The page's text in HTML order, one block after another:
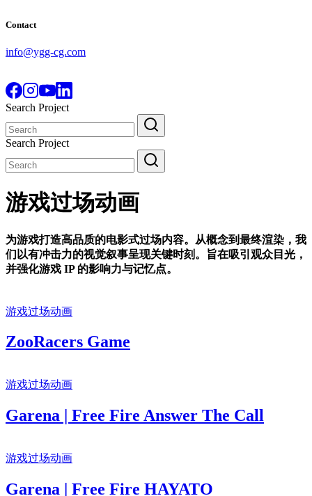
Contact
info@ygg-cg.com
Search Project
for:
Search Project
for:
游戏过场动画
为游戏打造高品质的电影式过场内容。从概念到最终渲染，我
们以有冲击力的视觉叙事呈现关键时刻。旨在吸引观众目光，
并强化游戏 IP 的影响力与记忆点。
游戏过场动画
ZooRacers Game
游戏过场动画
Garena | Free Fire Answer The Call
游戏过场动画
Garena | Free Fire HAYATO